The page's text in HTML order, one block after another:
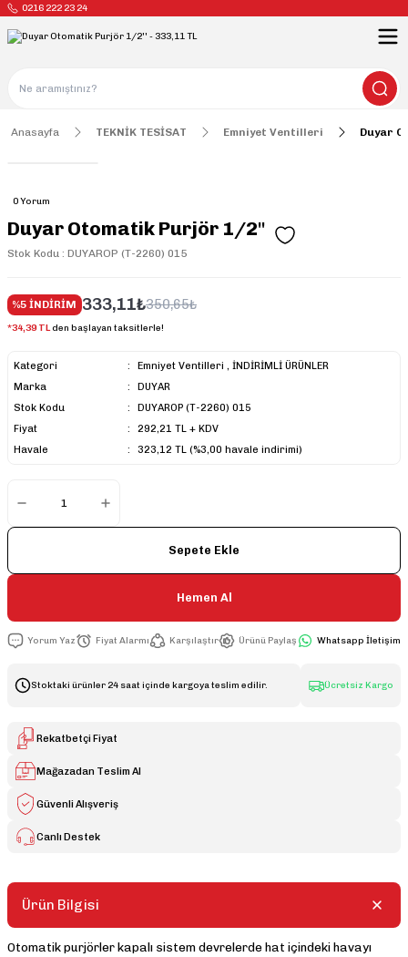
0216 222 23 24
Anasayfa TEKNİK TESİSAT Emniyet Ventilleri Duyar
0 Yorum
Duyar Otomatik Purjör 1/2''
Stok Kodu : DUYAROP (T-2260) 015
%5 İNDİRİM 333,11₺350,65₺
*34,39 TLden başlayan taksitlerle!
Kategori Emniyet Ventilleri ,İNDİRİMLİ ÜRÜNLER
Marka
DUYAR
Stok Kodu
DUYAROP (T-2260) 015
Fiyat
292,21 TL + KDV
Havale
323,12 TL (%3,00 havale indirimi)
Sepete Ekle
Hemen Al
Yorum Yaz Fiyat Alarmı Karşılaştır Ürünü Paylaş Whatsapp İletişim
Stoktaki ürünler 24 saat içinde kargoya teslim edilir. Ücretsiz Kargo
Rekatbetçi Fiyat
Mağazadan Teslim Al
Güvenli Alışveriş
Canlı Destek
Ürün Bilgisi
Otomatik purjörler kapalı sistem devrelerde hat içindeki havayı